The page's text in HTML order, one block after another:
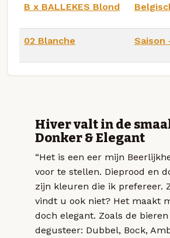
B x BALLEKES Blond
02 Blanche Saison
Hiver valt in de
Donker & Elegant
“Het is een eer mijn
voor te stellen. Dieprood en
zijn kleuren die ik prefereer.
vindt u ook niet? Het maakt
doch elegant. Zoals de
degusteer: Dubbel, Bock,